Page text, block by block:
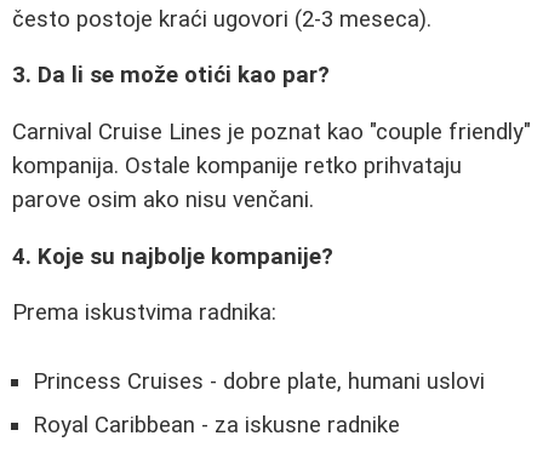
često postoje kraći ugovori (2-3 meseca).
3. Da li se može otići kao par?
Carnival Cruise Lines je poznat kao "couple friendly"
kompanija. Ostale kompanije retko prihvataju
parove osim ako nisu venčani.
4. Koje su najbolje kompanije?
Prema iskustvima radnika:
Princess Cruises - dobre plate, humani uslovi
Royal Caribbean - za iskusne radnike